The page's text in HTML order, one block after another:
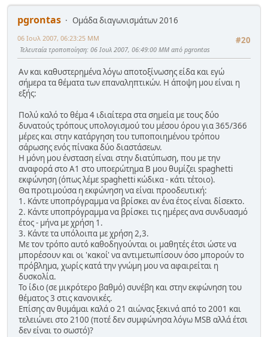
pgrontas
Ομάδα διαγωνισμάτων 2016
#20
06 Ιουλ 2007, 06:23:25 ΜΜ
Τελευταία τροποποίηση: 06 Ιουλ 2007, 06:49:00 ΜΜ από pgrontas
Αν και καθυστερημένα λόγω αποτοξίνωσης είδα και εγώ
σήμερα τα θέματα των επαναληπτικών. Η άποψη μου είναι η
εξής:
Πολύ καλό το θέμα 4 ιδιαίτερα στα σημεία με τους δύο
δυνατούς τρόπους υπολογισμού του μέσου όρου για 365/366
μέρες και στην κατάργηση του τυποποιημένου τρόπου
σάρωσης ενός πίνακα δύο διαστάσεων.
Η μόνη μου ένσταση είναι στην διατύπωση, που με την
αναφορά στο Α1 στο υποερώτημα Β μου θυμίζει spaghetti
εκφώνηση (όπως λέμε spaghetti κώδικα - κάτι τέτοιο).
Θα προτιμούσα η εκφώνηση να είναι προοδευτική:
1. Κάντε υποπρόγραμμα να βρίσκει αν ένα έτος είναι δίσεκτο.
2. Κάντε υποπρόγραμμα να βρίσκει τις ημέρες ανα συνδυασμό
έτος - μήνα με χρήση 1.
3. Κάντε τα υπόλοιπα με χρήση 2,3.
Με τον τρόπο αυτό καθοδηγούνται οι μαθητές έτσι ώστε να
μπορέσουν και οι 'κακοί' να αντιμετωπίσουν όσο μπορούν το
πρόβλημα, χωρίς κατά την γνώμη μου να αφαιρείται η
δυσκολία.
Το ίδιο (σε μικρότερο βαθμό) συνέβη και στην εκφώνηση του
θέματος 3 στις κανονικές.
Επίσης αν θυμάμαι καλά ο 21 αιώνας ξεκινά από το 2001 και
τελειώνει στο 2100 (ποτέ δεν συμφώνησα λόγω MSB αλλά έτσι
δεν είναι το σωστό)?